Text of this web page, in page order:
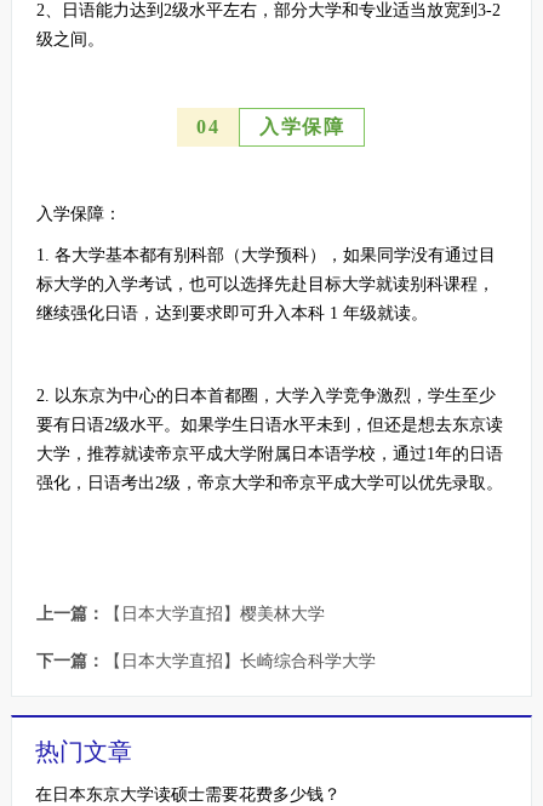
2、日语能力达到2级水平左右，部分大学和专业适当放宽到3-2
级之间。
04 入学保障
入学保障：
1. 各大学基本都有别科部（大学预科），如果同学没有通过目
标大学的入学考试，也可以选择先赴目标大学就读别科课程，
继续强化日语，达到要求即可升入本科 1 年级就读。
2. 以东京为中心的日本首都圈，大学入学竞争激烈，学生至少
要有日语2级水平。如果学生日语水平未到，但还是想去东京读
大学，推荐就读帝京平成大学附属日本语学校，通过1年的日语
强化，日语考出2级，帝京大学和帝京平成大学可以优先录取。
上一篇： 【日本大学直招】樱美林大学
下一篇： 【日本大学直招】长崎综合科学大学
热门文章
在日本东京大学读硕士需要花费多少钱？